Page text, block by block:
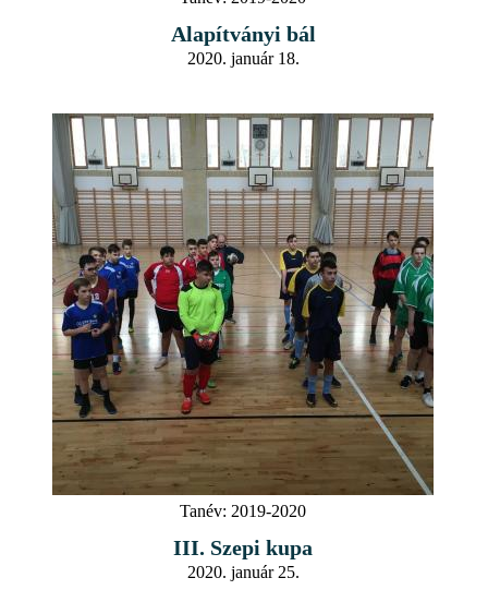
Alapítványi bál
2020. január 18.
Tanév: 2019-2020
III. Szepi kupa
2020. január 25.